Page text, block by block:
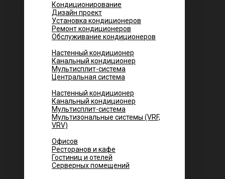
Кондиционирование
Дизайн проект
Установка кондиционеров
Ремонт кондиционеров
Обслуживание кондиционеров
Настенный кондиционер
Канальный кондиционер
Мультисплит-система
Центральная система
Настенный кондиционер
Канальный кондиционер
Мультисплит-система
Мультизональные системы (VRF,
VRV)
Офисов
Ресторанов и кафе
Гостиниц и отелей
Серверных помещений